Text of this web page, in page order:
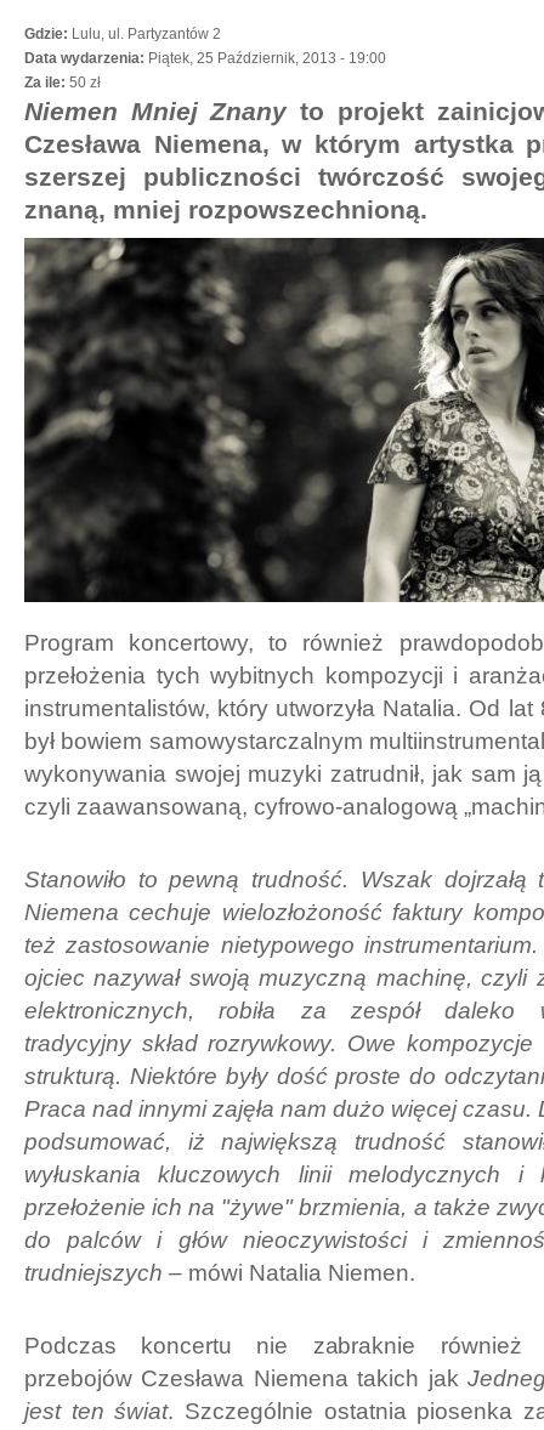
Gdzie: Lulu, ul. Partyzantów 2
Data wydarzenia: Piątek, 25 Październik, 2013 - 19:00
Za ile: 50 zł
Niemen Mniej Znanyto projekt
Czesława Niemena, w którym artystka
szerszej publiczności twórczość
znaną, mniej rozpowszechnioną.
Program koncertowy, to również
przełożenia tych wybitnych kompozycji i
instrumentalistów, który utworzyła Natalia. Od lat
był bowiem samowystarczalnym
wykonywania swojej muzyki zatrudnił, jak sam
czyli zaawansowaną, cyfrowo-analogową
Stanowiło to pewną trudność. Wszak dojrzałą
Niemena cechuje wielozłożoność faktury
też zastosowanie nietypowego
ojciec nazywał swoją muzyczną machinę, czyli
elektronicznych, robiła za zespół daleko
tradycyjny skład rozrywkowy. Owe
strukturą. Niektóre były dość proste do
Praca nad innymi zajęła nam dużo więcej czasu.
podsumować, iż największą trudność
wyłuskania kluczowych linii melodycznych i
przełożenie ich na "żywe" brzmienia, a także
do palców i głów nieoczywistości i
trudniejszych – mówi Natalia Niemen.
Podczas koncertu nie zabraknie również
przebojów Czesława Niemena takich jak
jest ten świat. Szczególnie ostatnia piosenka